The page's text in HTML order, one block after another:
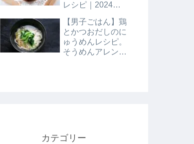
レシピ｜2024年8
【男子ごはん】鶏
とかつおだしのに
ゅうめんレシピ。
そうめんアレンジ
カテゴリー